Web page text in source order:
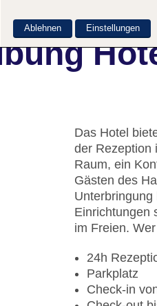
Das Hotel
der Rezeption
Raum, ein
Gästen des
Einrichtungen
im Freien.
24h
Parkplatz
Check-in
Ablehnen Einstellungen